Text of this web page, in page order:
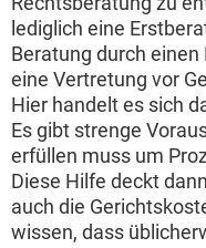
lediglich eine
Beratung durch
eine Vertretung vor
Hier handelt es sich
Es gibt strenge
erfüllen muss um
Diese Hilfe deckt
auch die
wissen, dass